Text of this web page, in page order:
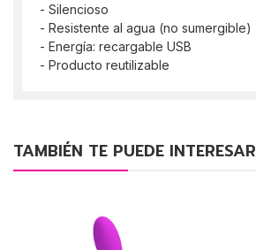
- Silencioso
- Resistente al agua (no sumergible)
- Energía: recargable USB
- Producto reutilizable
TAMBIÉN TE PUEDE INTERESAR